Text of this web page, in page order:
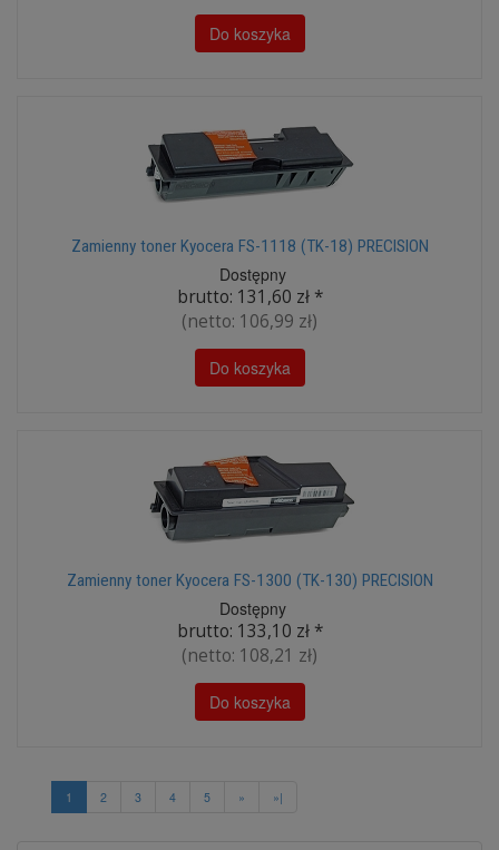
Do koszyka
Zamienny toner Kyocera FS-1118 (TK-18) PRECISION
Dostępny
brutto: 131,60 zł*
(netto: 106,99 zł)
Do koszyka
Zamienny toner Kyocera FS-1300 (TK-130) PRECISION
Dostępny
brutto: 133,10 zł*
(netto: 108,21 zł)
Do koszyka
1 2 3 4 5 » »|